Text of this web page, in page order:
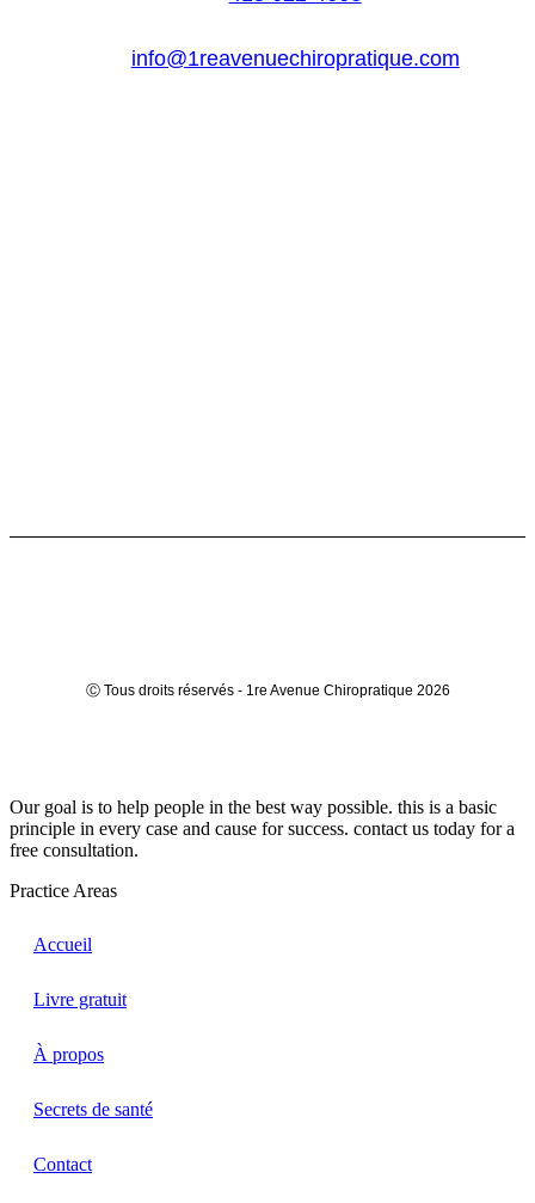
info@1reavenuechiropratique.com
Ⓒ Tous droits réservés - 1re Avenue Chiropratique 2026
Our goal is to help people in the best way possible. this is a basic
principle in every case and cause for success. contact us today for a
free consultation.
Practice Areas
Accueil
Livre gratuit
À propos
Secrets de santé
Contact